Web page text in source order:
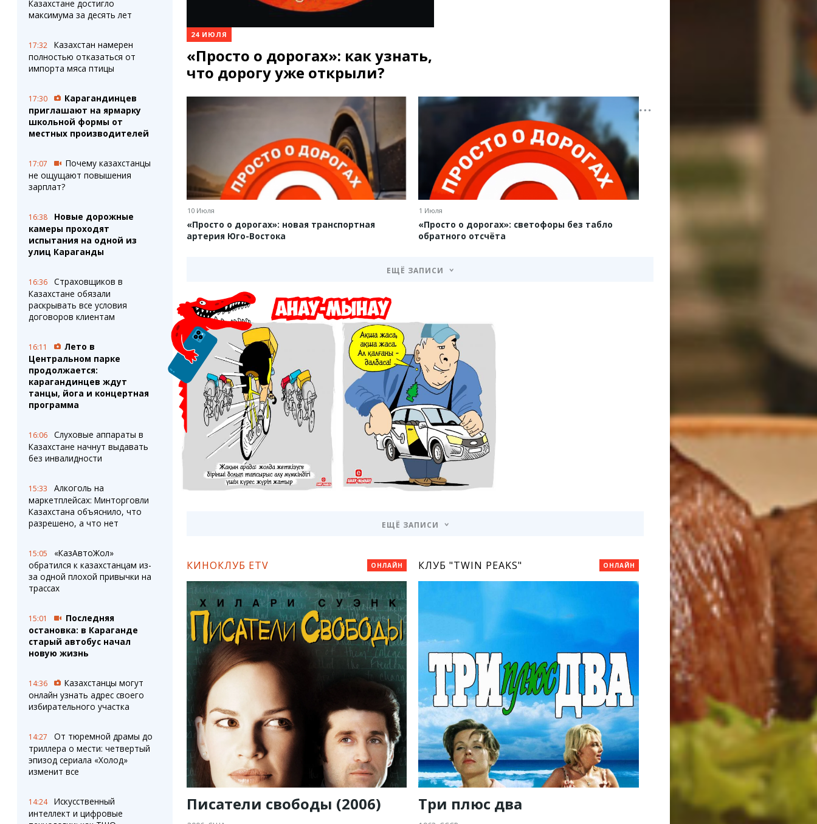
Казахстане достигло
максимума за десять лет
17:32
Казахстан намерен
полностью отказаться от
импорта мяса птицы
17:30
Карагандинцев
приглашают на ярмарку
школьной формы от
местных производителей
17:07
Почему казахстанцы
не ощущают повышения
зарплат?
16:38
Новые дорожные
камеры проходят
испытания на одной из
улиц Караганды
16:36
Страховщиков в
Казахстане обязали
раскрывать все условия
договоров клиентам
16:11
Лето в
Центральном парке
продолжается:
карагандинцев ждут
танцы, йога и концертная
программа
16:06
Слуховые аппараты в
Казахстане начнут выдавать
без инвалидности
15:33
Алкоголь на
маркетплейсах: Минторговли
Казахстана объяснило, что
разрешено, а что нет
15:05
«КазАвтоЖол»
обратился к казахстанцам из-
за одной плохой привычки на
трассах
15:01
Последняя
остановка: в Караганде
старый автобус начал
новую жизнь
14:36
Казахстанцы могут
онлайн узнать адрес своего
избирательного участка
14:27
От тюремной драмы до
триллера о мести: четвертый
эпизод сериала «Холод»
изменит все
14:24
Искусственный
интеллект и цифровые
24 ИЮЛЯ
«Просто о дорогах»: как узнать,
что дорогу уже открыли?
10 Июля
«Просто о дорогах»: новая транспортная
артерия Юго-Востока
1 Июля
«Просто о дорогах»: светофоры без табло
обратного отсчёта
ЕЩЁ ЗАПИСИ
ЕЩЁ ЗАПИСИ
КИНОКЛУБ ETV ОНЛАЙН
Писатели свободы (2006)
КЛУБ "TWIN PEAKS" ОНЛАЙН
Три плюс два